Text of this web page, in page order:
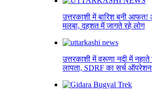
उत्तरकाशी में बारिश बनी आफत!
मलबा, दहशत में जागते रहे लोग
उत्तरकाशी में वरूणा नदी में
लापता, SDRF का सर्च ऑपरेशन